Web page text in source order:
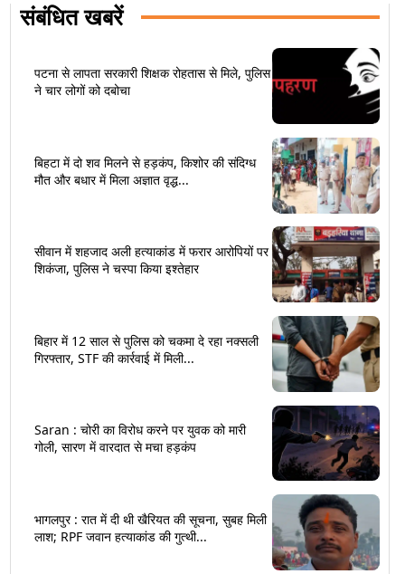
संबंधित खबरें
पटना से लापता सरकारी शिक्षक रोहतास से मिले, पुलिस
ने चार लोगों को दबोचा
बिहटा में दो शव मिलने से हड़कंप, किशोर की संदिग्ध
मौत और बधार में मिला अज्ञात वृद्ध...
सीवान में शहजाद अली हत्याकांड में फरार आरोपियों पर
शिकंजा, पुलिस ने चस्पा किया इश्तेहार
बिहार में 12 साल से पुलिस को चकमा दे रहा नक्सली
गिरफ्तार, STF की कार्रवाई में मिली...
Saran : चोरी का विरोध करने पर युवक को मारी
गोली, सारण में वारदात से मचा हड़कंप
भागलपुर : रात में दी थी खैरियत की सूचना, सुबह मिली
लाश; RPF जवान हत्याकांड की गुत्थी...